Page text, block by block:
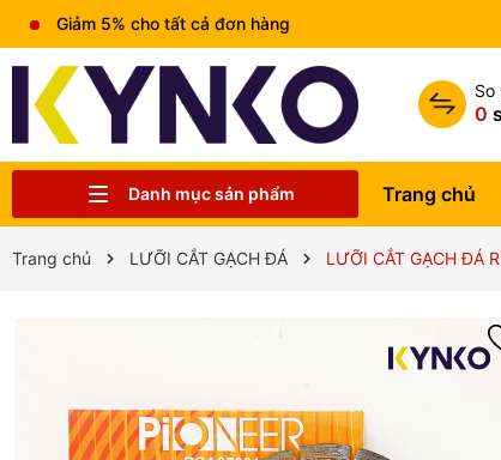
Giảm 5% cho tất cả đơn hàng
So
0
Danh mục sản phẩm Trang chủ
Trang chủ LƯỠI CẮT GẠCH ĐÁ LƯỠI CẮT GẠCH ĐÁ